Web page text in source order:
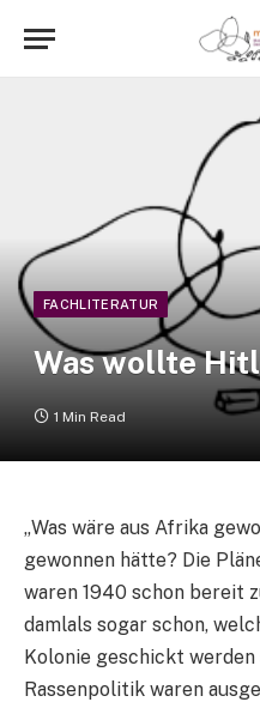
FACHLITERATUR
Was wollte
1 Min Read
„Was wäre aus Afrika
gewonnen hätte? Die
waren 1940 schon bereit
damlals sogar schon,
Kolonie geschickt
Rassenpolitik waren